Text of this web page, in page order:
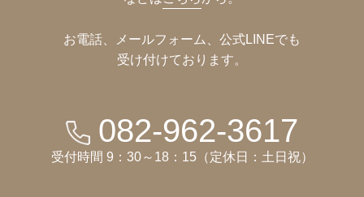
お電話、メールフォーム、公式LINEでも
受け付けております。
082-962-3617
受付時間 9：30～18：15（定休日：土日祝）